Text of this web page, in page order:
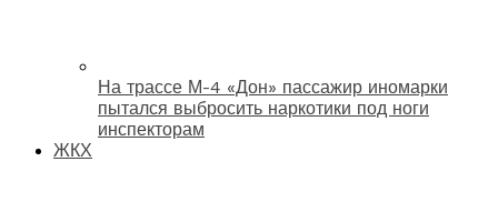
На трассе М-4 «Дон» пассажир иномарки
пытался выбросить наркотики под ноги
инспекторам
ЖКХ